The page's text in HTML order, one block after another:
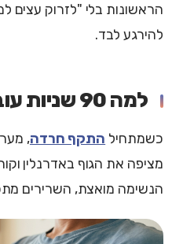
הראשונות בלי "לזרוק עצים
להירגע לבד.
למה 90 שניות עובד
כשמתחיל התקף חרדה,
מציפה את הגוף באדרנלין
הנשימה מואצת, השרירים